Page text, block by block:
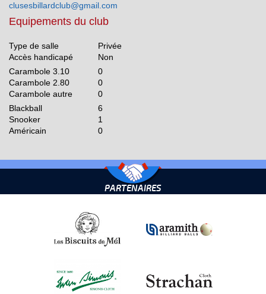
clusesbillardclub@gmail.com
Equipements du club
Type de salle
Privée
Accès handicapé
Non
Carambole 3.10
0
Carambole 2.80
0
Carambole autre
0
Blackball
6
Snooker
1
Américain
0
PARTENAIRES